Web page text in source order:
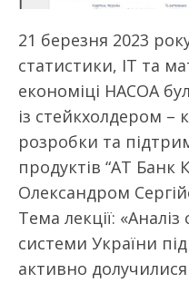
21 березня 2023
статистики, ІТ та
економіці НАСОА
із стейкхолдером
розробки та
продуктів “АТ Банк
Олександром
Тема лекції: «Аналіз
системи України
активно